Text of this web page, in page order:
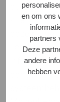
en om ons
partners
Deze
andere
hebben
euro en de
Alle IT/ICT
deze
beheerder,